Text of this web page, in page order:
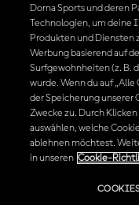
Die offizielle
© 2026 MotoGP Sports
Dorna Sports und deren
Technologien, um deine
Produkten und Diensten
Werbung basierend auf
Surfgewohnheiten (z. B.
wurde. Wenn du auf
der Speicherung unserer
Zwecke zu. Durch Klicken
auswählen, welche
ablehnen möchtest.
in unseren Cookie-